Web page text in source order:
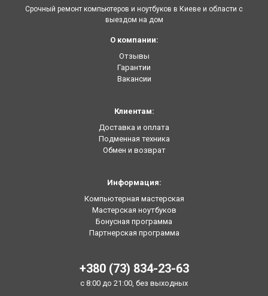
Срочный ремонт компьютеров и ноутбуков в Киеве и области с
выездом на дом
О компании:
Отзывы
Гарантии
Вакансии
Клиентам:
Доставка и оплата
Подменная техника
Обмен и возврат
Информация:
Компьютерная мастерская
Мастерская ноутбуков
Бонусная программа
Партнерская программа
+380 (73) 834-23-63
с 8:00 до 21:00, без выходных